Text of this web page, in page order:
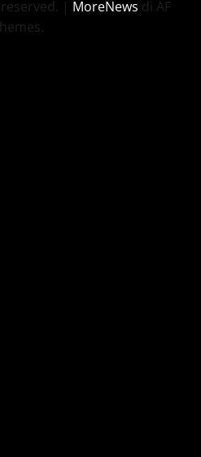
| MoreNews di AF